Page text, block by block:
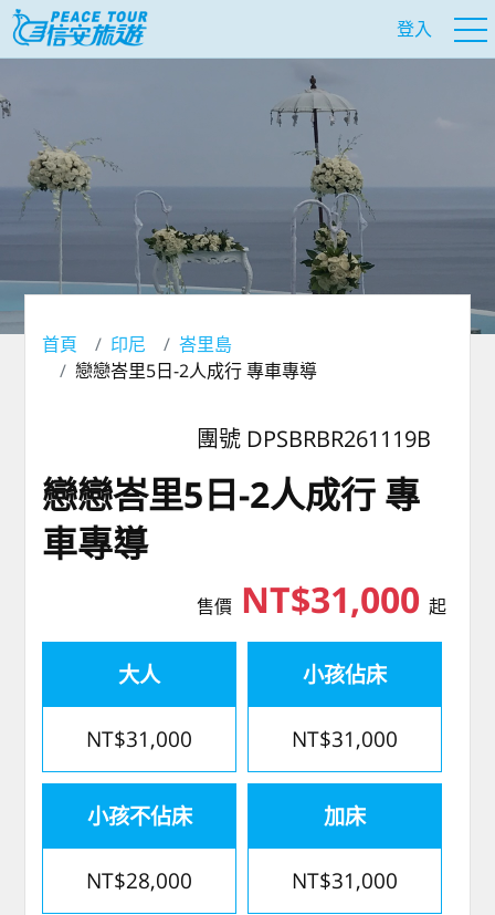
登入
首頁 印尼
峇里島
戀戀峇里5日-2人成行 專車專導
團號 DPSBRBR261119B
戀戀峇里5日-2人成行 專
車專導
售價NT$31,000 起
大人
NT$31,000
小孩佔床
NT$31,000
小孩不佔床
NT$28,000
加床
NT$31,000